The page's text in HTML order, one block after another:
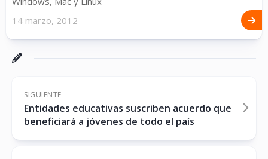
14 marzo, 2012
SIGUIENTE
Entidades educativas suscriben acuerdo que
beneficiará a jóvenes de todo el país